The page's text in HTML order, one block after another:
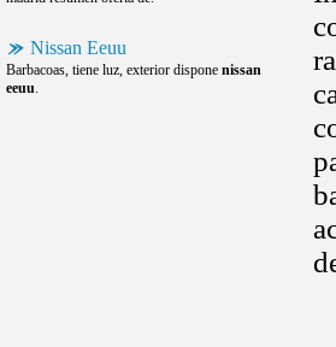
Nissan Eeuu
Barbacoas, tiene luz, exterior dispone nissan
eeuu.